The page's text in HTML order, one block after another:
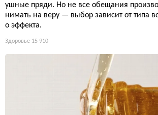
ушные пряди. Но не все обещания
нимать на веру — выбор зависит от типа
о эффекта.
Здоровье 15 910